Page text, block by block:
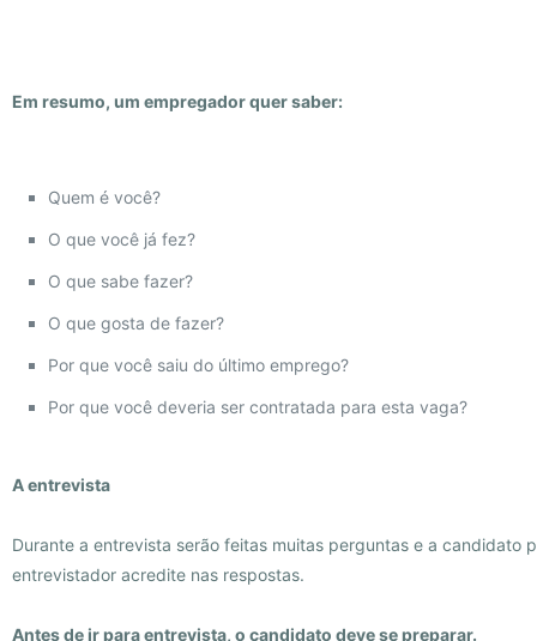
Em resumo, um empregador quer saber:
Quem é você?
O que você já fez?
O que sabe fazer?
O que gosta de fazer?
Por que você saiu do último emprego?
Por que você deveria ser contratada para esta vaga?
A entrevista
Durante a entrevista serão feitas muitas perguntas e a
entrevistador acredite nas respostas.
Antes de ir para entrevista, o candidato deve se preparar.